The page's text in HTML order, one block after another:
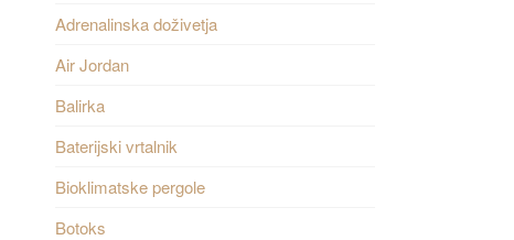
Adrenalinska doživetja
Air Jordan
Balirka
Baterijski vrtalnik
Bioklimatske pergole
Botoks